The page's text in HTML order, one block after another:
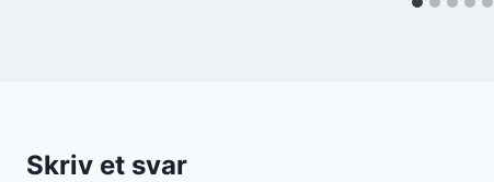
Skriv et svar